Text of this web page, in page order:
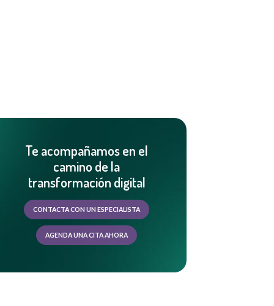
Te acompañamos en el
camino de la
transformación digital
CONTACTA CON UN ESPECIALISTA
AGENDA UNA CITA AHORA